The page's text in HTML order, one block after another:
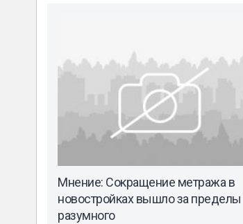
Мнение: Сокращение метража в
новостройках вышло за пределы
разумного